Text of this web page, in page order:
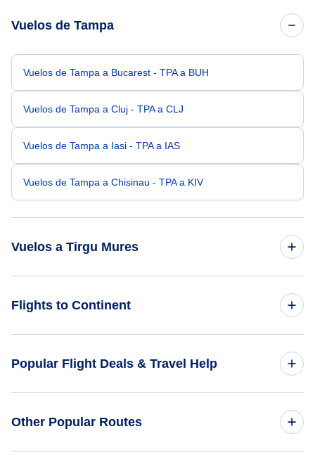
Vuelos de Tampa
Vuelos de Tampa a Bucarest - TPA a BUH
Vuelos de Tampa a Cluj - TPA a CLJ
Vuelos de Tampa a Iasi - TPA a IAS
Vuelos de Tampa a Chisinau - TPA a KIV
Vuelos a Tirgu Mures
Vuelos de Santa Barbara a Tirgu Mures - SBA a TGM
Flights to Continent
Flights to Caribbean
Popular Flight Deals & Travel Help
Other Popular Routes